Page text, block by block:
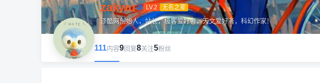
zakwu LV.2 无名之辈
泽酷网创始人，站长，极客爱好者，天文爱好者，科幻作家！
111内容9回复8关注5粉丝